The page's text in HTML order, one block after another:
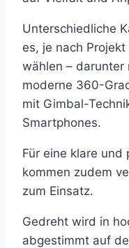
Unterschiedliche
es, je nach
wählen – darunter
moderne 360-
mit Gimbal-
Smartphones.
Für eine klare und
kommen zudem
zum Einsatz.
Gedreht wird in
abgestimmt auf